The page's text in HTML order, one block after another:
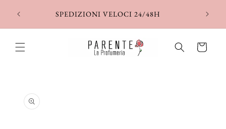
direttamente
SPEDIZIONI VELOCI 24/48H
Carrello
informazioni
sul prodotto